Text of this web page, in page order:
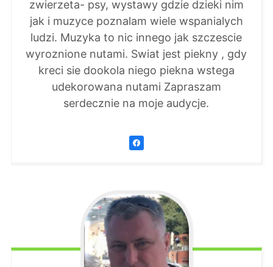
zwierzeta- psy, wystawy gdzie dzieki nim
jak i muzyce poznalam wiele wspanialych
ludzi. Muzyka to nic innego jak szczescie
wyroznione nutami. Swiat jest piekny , gdy
kreci sie dookola niego piekna wstega
udekorowana nutami Zapraszam
serdecznie na moje audycje.